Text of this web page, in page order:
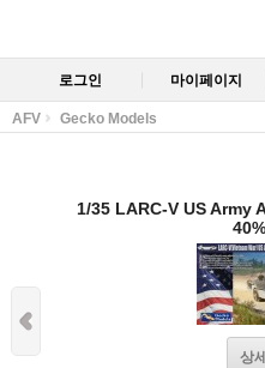
로그인 마이페이지
AFV Gecko Models
1/35 LARC-V US Army
상